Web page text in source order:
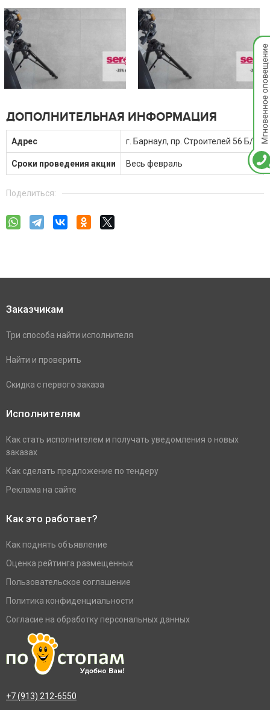
ДОПОЛНИТЕЛЬНАЯ ИНФОРМАЦИЯ
Адрес г. Барнаул, пр. Строителей 56 Б/1
Сроки проведения акции Весь февраль
Поделиться:
Заказчикам
Три способа найти исполнителя
Найти и проверить
Скидка с первого заказа
Исполнителям
Как стать исполнителем и получать уведомления о новых
заказах
Как сделать предложение по тендеру
Реклама на сайте
Как это работает?
Как поднять объявление
Оценка рейтинга размещенных
Пользовательское соглашение
Политика конфиденциальности
Согласие на обработку персональных данных
+7 (913) 212-6550